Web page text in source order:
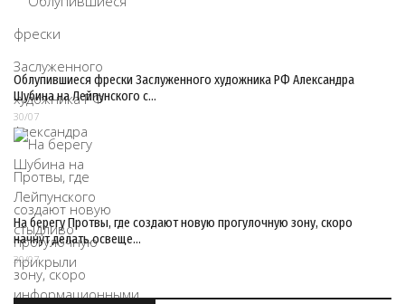
Облупившиеся фрески Заслуженного художника РФ Александра
Шубина на Лейпунского с…
30/07
На берегу Протвы, где создают новую прогулочную зону, скоро
начнут делать освеще…
30/07